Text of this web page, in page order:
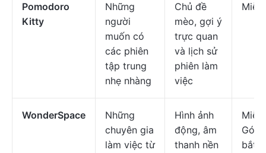
Pomodoro
Kitty
Những
người
muốn có
các phiên
tập trung
nhẹ nhàng
Chủ đề
mèo, gợi ý
trực quan
và lịch sử
phiên làm
việc
Miễn
WonderSpace
Những
chuyên gia
làm việc từ
Hình ảnh
động, âm
thanh nền
Miễn
Gói
bắt